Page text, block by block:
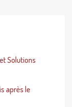
Solutions
après le